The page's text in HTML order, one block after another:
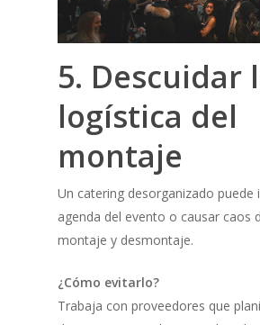
5. Descuidar
logística del
montaje
Un catering desorganizado puede
agenda del evento o causar caos
montaje y desmontaje.
¿Cómo evitarlo?
Trabaja con proveedores que